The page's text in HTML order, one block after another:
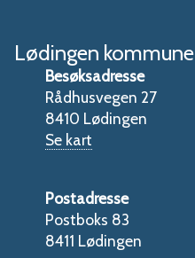
Lødingen kommune
Besøksadresse
Rådhusvegen 27
8410 Lødingen
Se kart
Postadresse
Postboks 83
8411 Lødingen